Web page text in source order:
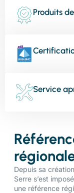
Produits
Service
Depuis sa
Serre s’est
une référence